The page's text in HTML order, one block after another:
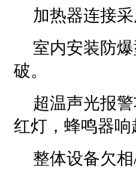
加热器连接
室内安装防
破。
超温声光报
红灯，蜂鸣器
整体设备欠